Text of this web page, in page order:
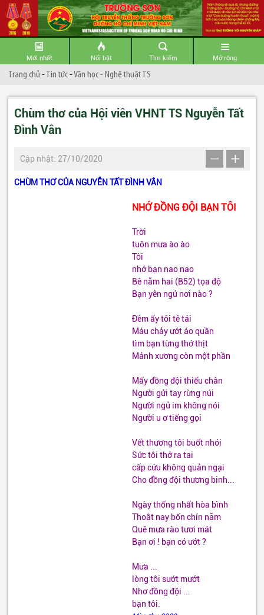
Mới nhất Nổi bật Tìm kiếm Mở rộng
Trang chủ -Tin tức-Văn học - Nghệ thuật TS
Chùm thơ của Hội viên VHNT TS Nguyễn Tất
Đình Vân
Cập nhật: 27/10/2020
CHÙM THƠ CỦA NGUYỄN TẤT ĐÌNH VÂN
NHỚ ĐỒNG ĐỘI BẠN TÔI
Trời
tuôn mưa ào ào
Tôi
nhớ bạn nao nao
Bê năm hai (B52) tọa độ
Bạn yên ngủ nơi nào ?
Đêm ấy tôi tê tái
Máu chảy ướt áo quần
tìm bạn từng thớ thịt
Mảnh xương còn một phần
Mấy đồng đội thiếu chân
Người gửi tay rừng núi
Người ngủ im không nói
Người u ơ tiếng gọi
Vết thương tôi buốt nhói
Sức tôi thở ra tai
cấp cứu không quản ngại
Cho đồng đội thương binh...
Ngày thống nhất hòa bình
Thoắt nay bốn chín năm
Quê mưa rào tươi mát
Bạn ơi ! bạn có ướt ?
Mưa ...
lòng tôi sướt mướt
Nhơ đồng đội ...
bạn tôi.